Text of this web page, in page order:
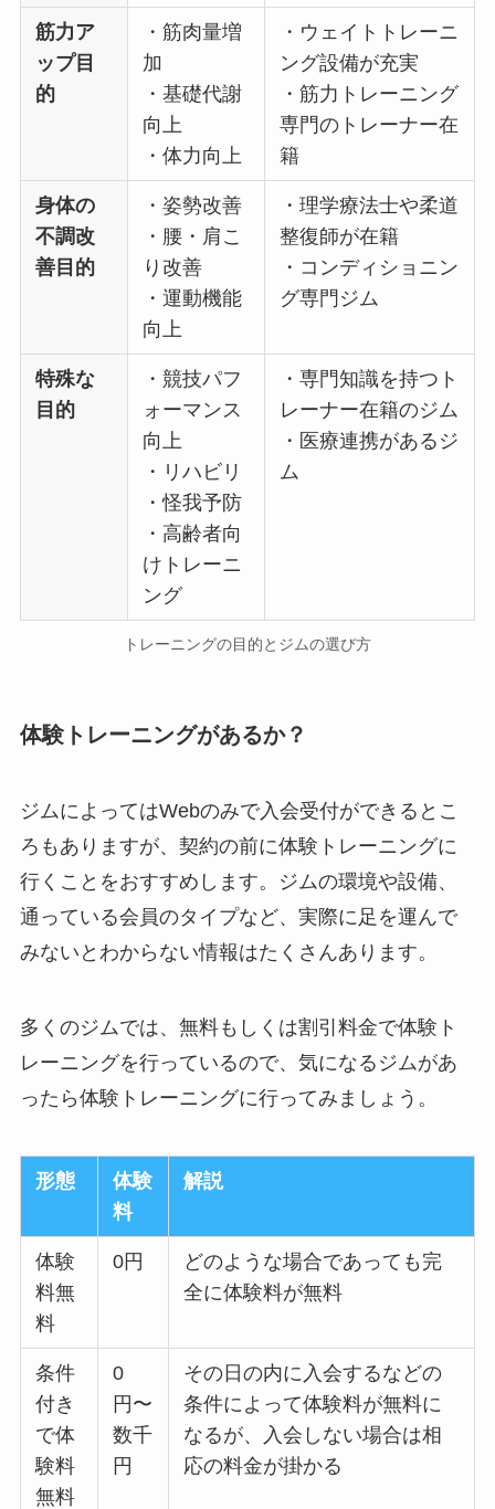
筋力ア
ップ目
的
・筋肉量増
加
・基礎代謝
向上
・体力向上
・ウェイトトレーニ
ング設備が充実
・筋力トレーニング
専門のトレーナー在
籍
身体の
不調改
善目的
・姿勢改善
・腰・肩こ
り改善
・運動機能
向上
・理学療法士や柔道
整復師が在籍
・コンディショニン
グ専門ジム
特殊な
目的
・競技パフ
ォーマンス
向上
・リハビリ
・怪我予防
・高齢者向
けトレーニ
ング
・専門知識を持つト
レーナー在籍のジム
・医療連携があるジ
ム
トレーニングの目的とジムの選び方
体験トレーニングがあるか？
ジムによってはWebのみで入会受付ができるとこ
ろもありますが、契約の前に体験トレーニングに
行くことをおすすめします。ジムの環境や設備、
通っている会員のタイプなど、実際に足を運んで
みないとわからない情報はたくさんあります。
多くのジムでは、無料もしくは割引料金で体験ト
レーニングを行っているので、気になるジムがあ
ったら体験トレーニングに行ってみましょう。
形態
体験
料
解説
体験
料無
料
0円
どのような場合であっても完
全に体験料が無料
条件
付き
で体
験料
無料
0
円〜
数千
円
その日の内に入会するなどの
条件によって体験料が無料に
なるが、入会しない場合は相
応の料金が掛かる